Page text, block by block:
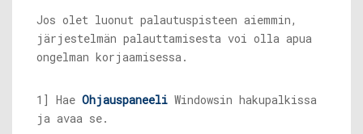
Jos olet luonut palautuspisteen aiemmin,
järjestelmän palauttamisesta voi olla apua
ongelman korjaamisessa.
1] Hae Ohjauspaneeli Windowsin hakupalkissa
ja avaa se.